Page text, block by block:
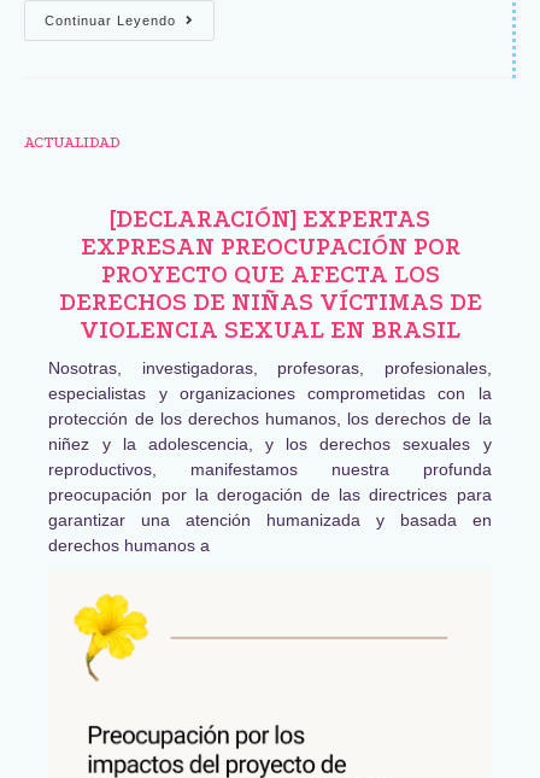
Continuar Leyendo
ACTUALIDAD
[DECLARACIÓN] EXPERTAS
EXPRESAN PREOCUPACIÓN POR
PROYECTO QUE AFECTA LOS
DERECHOS DE NIÑAS VÍCTIMAS DE
VIOLENCIA SEXUAL EN BRASIL
Nosotras, investigadoras, profesoras, profesionales,
especialistas y organizaciones comprometidas con la
protección de los derechos humanos, los derechos de la
niñez y la adolescencia, y los derechos sexuales y
reproductivos, manifestamos nuestra profunda
preocupación por la derogación de las directrices para
garantizar una atención humanizada y basada en
derechos humanos a